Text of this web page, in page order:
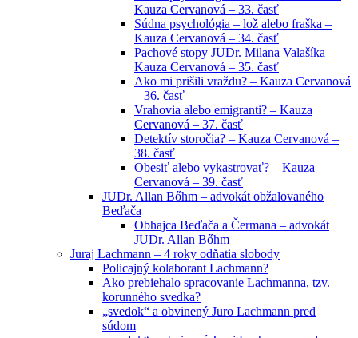
Kauza Cervanová – 33. časť
Súdna psychológia – lož alebo fraška –
Kauza Cervanová – 34. časť
Pachové stopy JUDr. Milana Valašíka –
Kauza Cervanová – 35. časť
Ako mi prišili vraždu? – Kauza Cervanová
– 36. časť
Vrahovia alebo emigranti? – Kauza
Cervanová – 37. časť
Detektív storočia? – Kauza Cervanová –
38. časť
Obesiť alebo vykastrovať? – Kauza
Cervanová – 39. časť
JUDr. Allan Bőhm – advokát obžalovaného
Beďača
Obhajca Beďača a Čermana – advokát
JUDr. Allan Bőhm
Juraj Lachmann – 4 roky odňatia slobody
Policajný kolaborant Lachmann?
Ako prebiehalo spracovanie Lachmanna, tzv.
korunného svedka?
„svedok“ a obvinený Juro Lachmann pred
súdom